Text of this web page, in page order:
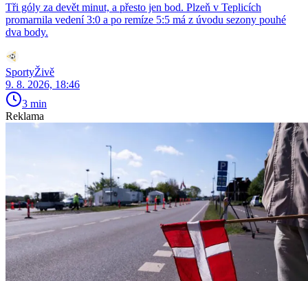
Tři góly za devět minut, a přesto jen bod. Plzeň v Teplicích
promarnila vedení 3:0 a po remíze 5:5 má z úvodu sezony pouhé
dva body.
SportyŽivě
9. 8. 2026, 18:46
3 min
Reklama